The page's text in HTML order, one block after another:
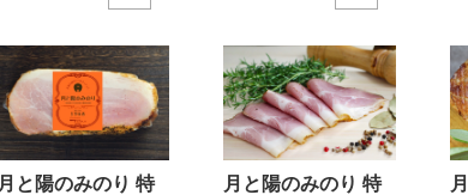
月と陽のみのり 特
月と陽のみのり 特